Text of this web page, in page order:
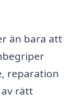
än bara att
reparation
rätt